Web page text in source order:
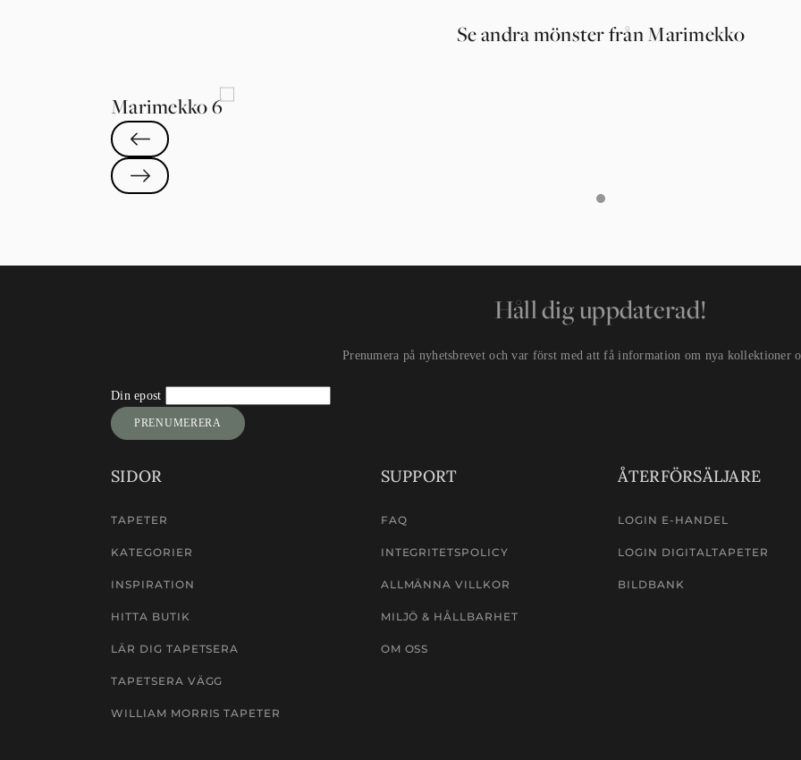
Se andra mönster från Marimekko
Marimekko 6
Håll dig uppdaterad!
Prenumera på nyhetsbrevet och var först med att få information om nya kollektioner
Newsletter
Signup
Din epost
PRENUMERERA
SIDOR
TAPETER
KATEGORIER
INSPIRATION
HITTA BUTIK
LÄR DIG TAPETSERA
TAPETSERA VÄGG
WILLIAM MORRIS TAPETER
SUPPORT
FAQ
INTEGRITETSPOLICY
ALLMÄNNA VILLKOR
MILJÖ & HÅLLBARHET
OM OSS
ÅTERFÖRSÄLJARE
LOGIN E-HANDEL
LOGIN DIGITALTAPETER
BILDBANK